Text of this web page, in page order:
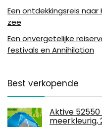
Een ontdekkingsreis
zee
Een onvergetelijke
festivals en Annihilation
Best verkopende
Aktive
meerkleurig,